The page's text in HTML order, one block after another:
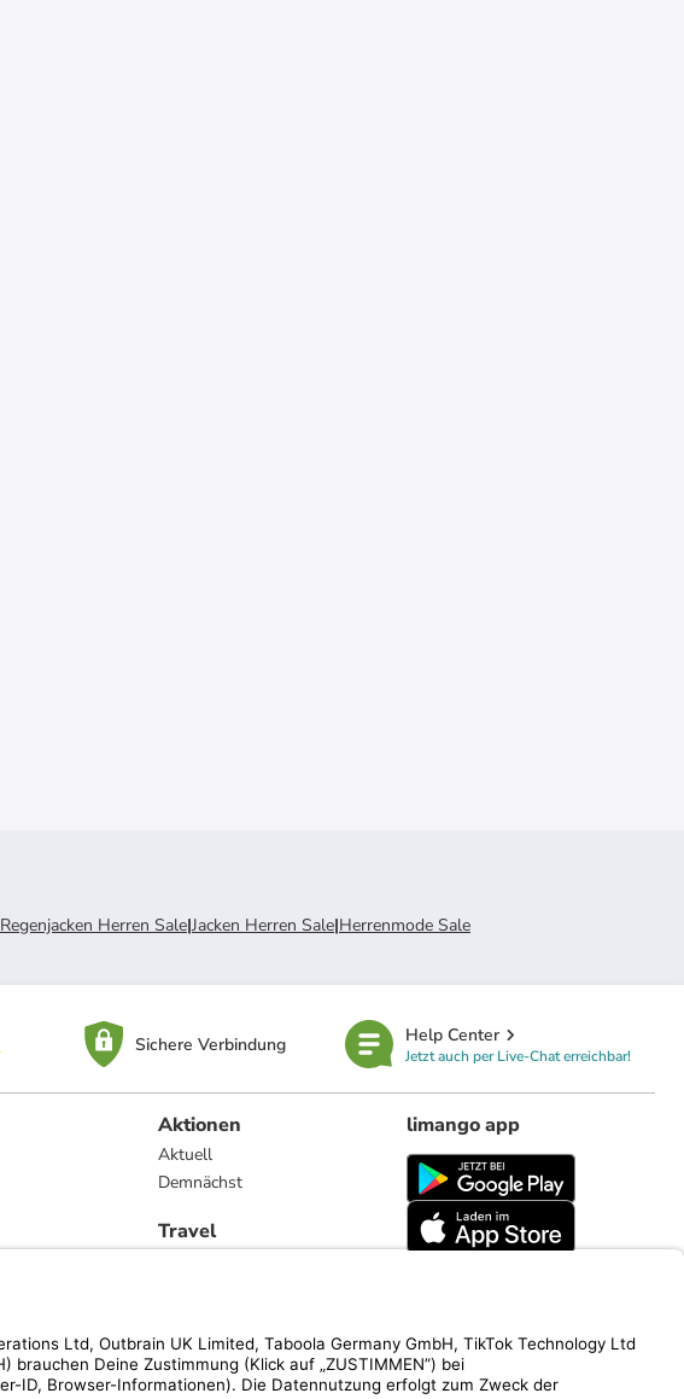
Regenjacken Herren Sale|Jacken Herren Sale|Herrenmode Sale
Sichere Verbindung Help Center
Jetzt auch per Live-Chat erreichbar!
Aktionen
Aktuell
Demnächst
Travel
limango app